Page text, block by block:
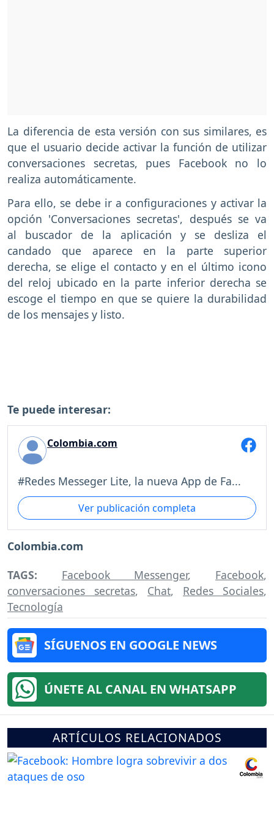
La diferencia de esta versión con sus similares, es
que el usuario decide activar la función de utilizar
conversaciones secretas, pues Facebook no lo
realiza automáticamente.
Para ello, se debe ir a configuraciones y activar la
opción 'Conversaciones secretas', después se va
al buscador de la aplicación y se desliza el
candado que aparece en la parte superior
derecha, se elige el contacto y en el último icono
del reloj ubicado en la parte inferior derecha se
escoge el tiempo en que se quiere la durabilidad
de los mensajes y listo.
Te puede interesar:
Colombia.com
#Redes Messeger Lite, la nueva App de Fa...
Ver publicación completa
Colombia.com
TAGS: Facebook Messenger, Facebook,
conversaciones secretas, Chat, Redes Sociales,
Tecnología
SÍGUENOS EN GOOGLE NEWS
ÚNETE AL CANAL EN WHATSAPP
ARTÍCULOS RELACIONADOS